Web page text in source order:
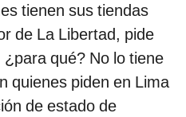
tienen sus tiendas
de La Libertad, pide
qué? No lo tiene
quienes piden en Lima
de estado de